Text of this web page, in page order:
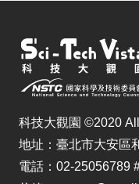
科技大觀園 ©2020
地址：臺北市大安區
電話：02-25056789